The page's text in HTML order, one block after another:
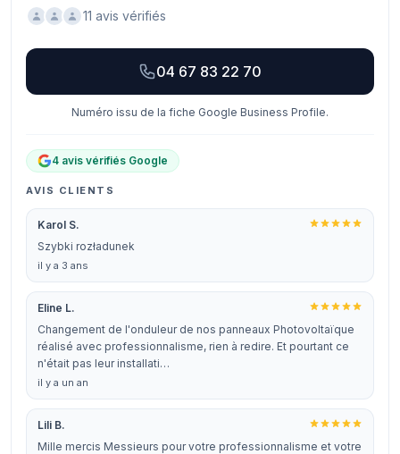
11 avis vérifiés
04 67 83 22 70
Numéro issu de la fiche Google Business Profile.
4 avis vérifiés Google
AVIS CLIENTS
Karol S.
Szybki rozładunek
il y a 3 ans
Eline L.
Changement de l'onduleur de nos panneaux Photovoltaïque
réalisé avec professionnalisme, rien à redire. Et pourtant ce
n'était pas leur installati…
il y a un an
Lili B.
Mille mercis Messieurs pour votre professionnalisme et votre